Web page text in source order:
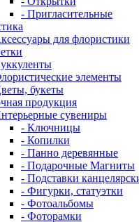
- Пригласительные
для флористики
элементы
букеты
продукция
сувениры
- Ключницы
- Копилки
- Панно деревянные
- Подарочные Магниты
- Подставки
- Фигурки, статуэтки
- Фотоальбомы
- Фоторамки